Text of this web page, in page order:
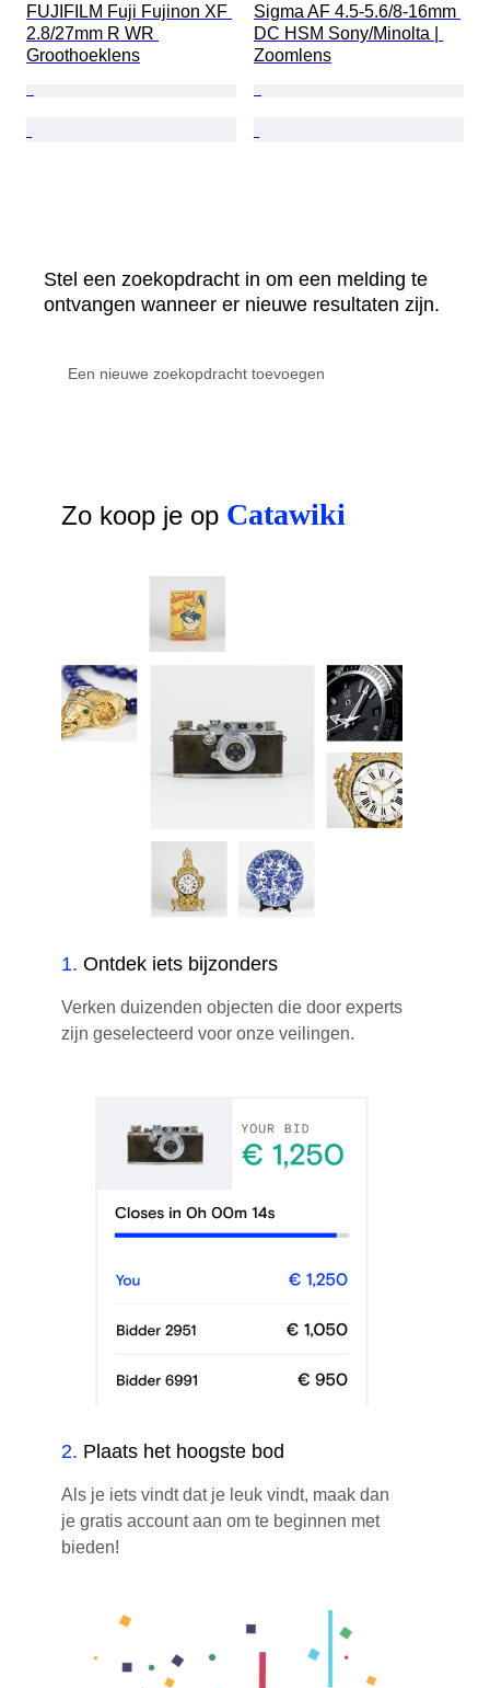
FUJIFILM Fuji Fujinon XF
2.8/27mm R WR
Groothoeklens
Sigma AF 4.5-5.6/8-16mm
DC HSM Sony/Minolta |
Zoomlens
Stel een zoekopdracht in om een melding te
ontvangen wanneer er nieuwe resultaten zijn.
Zo koop je op Catawiki
1. Ontdek iets bijzonders
Verken duizenden objecten die door experts
zijn geselecteerd voor onze veilingen.
2. Plaats het hoogste bod
Als je iets vindt dat je leuk vindt, maak dan
je gratis account aan om te beginnen met
bieden!